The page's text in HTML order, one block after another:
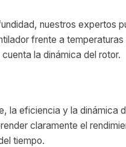
nuestros expertos
frente a
la dinámica del rotor.
la eficiencia y la dinámica
claramente el
tiempo.